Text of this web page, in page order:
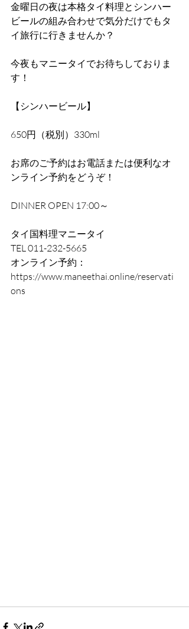
金曜日の夜は本格タイ料理とシンハー
ビールの組み合わせで気分だけでもタ
イ旅行に行きませんか？
今夜もマニータイでお待ちしておりま
す！
【シンハービール】
650円（税別）330ml
お席のご予約はお電話または便利なオ
ンライン予約をどうぞ！
DINNER OPEN 17:00～
タイ国料理マニータイ
TEL 011-232-5665
オンライン予約：
https://www.maneethai.online/reservati
ons